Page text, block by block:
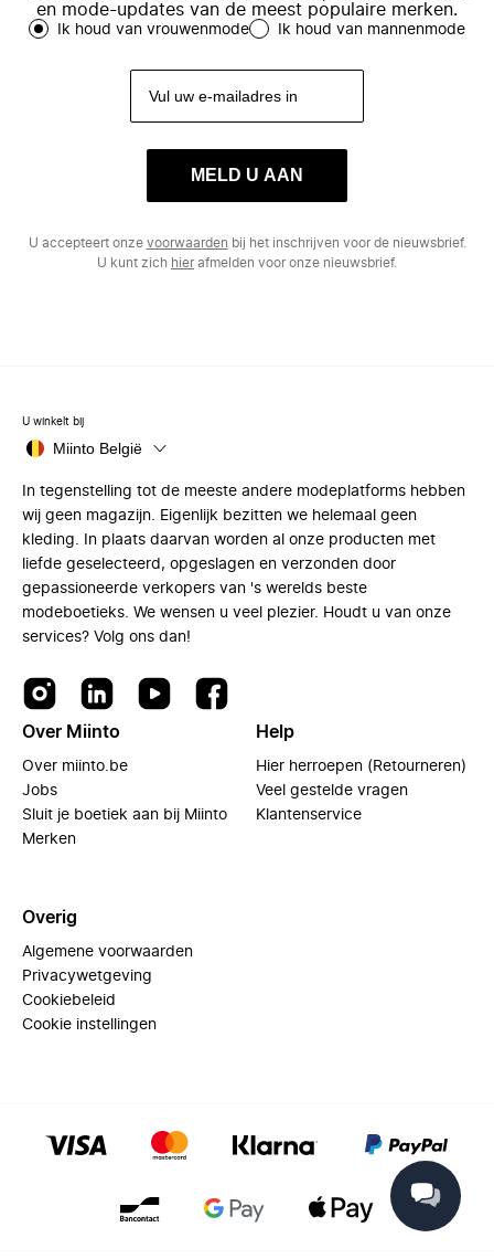
en mode-updates van de meest populaire merken.
Ik houd van vrouwenmode Ik houd van mannenmode
MELD U AAN
U accepteert onze voorwaarden bij het inschrijven voor de nieuwsbrief.
U kunt zich hierafmelden voor onze nieuwsbrief.
U winkelt bij
Miinto België
In tegenstelling tot de meeste andere modeplatforms hebben
wij geen magazijn. Eigenlijk bezitten we helemaal geen
kleding. In plaats daarvan worden al onze producten met
liefde geselecteerd, opgeslagen en verzonden door
gepassioneerde verkopers van 's werelds beste
modeboetieks. We wensen u veel plezier. Houdt u van onze
services? Volg ons dan!
Over Miinto
Over miinto.be
Jobs
Sluit je boetiek aan bij Miinto
Merken
Help
Hier herroepen (Retourneren)
Veel gestelde vragen
Klantenservice
Overig
Algemene voorwaarden
Privacywetgeving
Cookiebeleid
Cookie instellingen